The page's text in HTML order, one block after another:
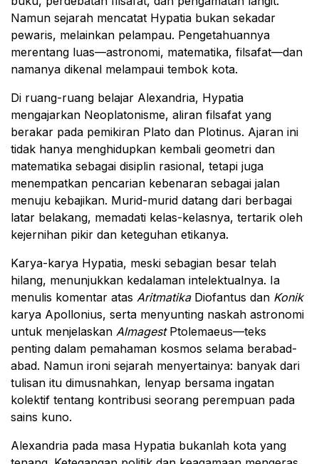
Namun sejarah mencatat Hypatia bukan sekadar
pewaris, melainkan pelampau. Pengetahuannya
merentang luas—astronomi, matematika, filsafat—dan
namanya dikenal melampaui tembok kota.
Di ruang-ruang belajar Alexandria, Hypatia
mengajarkan Neoplatonisme, aliran filsafat yang
berakar pada pemikiran Plato dan Plotinus. Ajaran ini
tidak hanya menghidupkan kembali geometri dan
matematika sebagai disiplin rasional, tetapi juga
menempatkan pencarian kebenaran sebagai jalan
menuju kebajikan. Murid-murid datang dari berbagai
latar belakang, memadati kelas-kelasnya, tertarik oleh
kejernihan pikir dan keteguhan etikanya.
Karya-karya Hypatia, meski sebagian besar telah
hilang, menunjukkan kedalaman intelektualnya. Ia
menulis komentar atas AritmatikaDiofantus dan Konik
karya Apollonius, serta menyunting naskah astronomi
untuk menjelaskan AlmagestPtolemaeus—teks
penting dalam pemahaman kosmos selama berabad-
abad. Namun ironi sejarah menyertainya: banyak dari
tulisan itu dimusnahkan, lenyap bersama ingatan
kolektif tentang kontribusi seorang perempuan pada
sains kuno.
Alexandria pada masa Hypatia bukanlah kota yang